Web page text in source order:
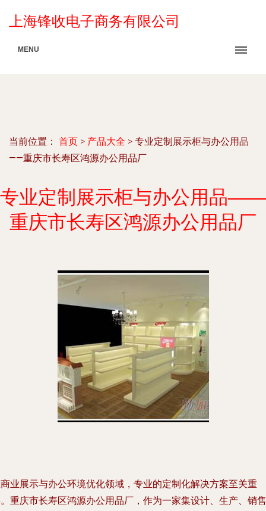
上海锋收电子商务有限公司
MENU
当前位置： 首页 > 产品大全 > 专业定制展示柜与办公用品
——重庆市长寿区鸿源办公用品厂
专业定制展示柜与办公用品——
重庆市长寿区鸿源办公用品厂
业展示与办公环境优化领域，专业的定制化解决方案至关重
重庆市长寿区鸿源办公用品厂，作为一家集设计、生产、销售